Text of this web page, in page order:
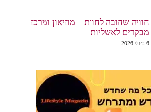
חוויה שחובה לחוות – מוזיאון ומרכז
מבקרים לאשליות
6 ביולי 2026